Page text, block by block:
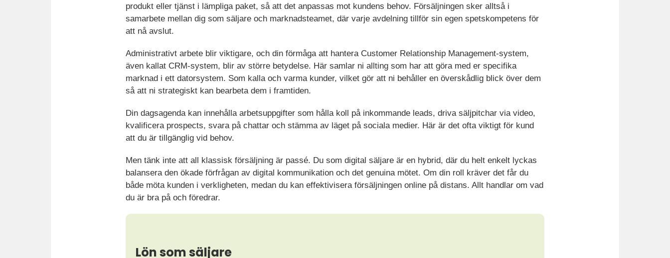
produkt eller tjänst i lämpliga paket, så att det anpassas mot kundens behov. Försäljningen sker alltså i
samarbete mellan dig som säljare och marknadsteamet, där varje avdelning tillför sin egen spetskompetens för
att nå avslut.
Administrativt arbete blir viktigare, och din förmåga att hantera Customer Relationship Management-system,
även kallat CRM-system, blir av större betydelse. Här samlar ni allting som har att göra med er specifika
marknad i ett datorsystem. Som kalla och varma kunder, vilket gör att ni behåller en överskådlig blick över dem
så att ni strategiskt kan bearbeta dem i framtiden.
Din dagsagenda kan innehålla arbetsuppgifter som hålla koll på inkommande leads, driva säljpitchar via video,
kvalificera prospects, svara på chattar och stämma av läget på sociala medier. Här är det ofta viktigt för kund
att du är tillgänglig vid behov.
Men tänk inte att all klassisk försäljning är passé. Du som digital säljare är en hybrid, där du helt enkelt lyckas
balansera den ökade förfrågan av digital kommunikation och det genuina mötet. Om din roll kräver det får du
både möta kunden i verkligheten, medan du kan effektivisera försäljningen online på distans. Allt handlar om vad
du är bra på och föredrar.
Lön som säljare